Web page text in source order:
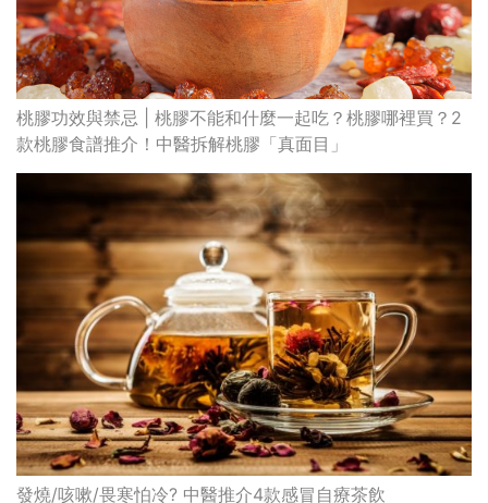
桃膠功效與禁忌 | 桃膠不能和什麼一起吃？桃膠哪裡買？2
款桃膠食譜推介！中醫拆解桃膠「真面目」
發燒/咳嗽/畏寒怕冷? 中醫推介4款感冒自療茶飲